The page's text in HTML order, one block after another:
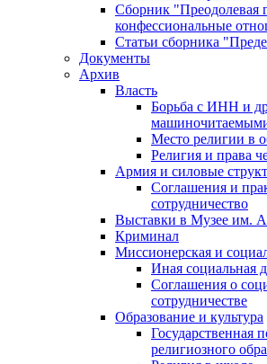
Сборник "Преодолевая
конфессиональные
Статьи сборника
Документы
Архив
Власть
Борьба с ИНН и
Место религии в
Религия и права
Армия и силовые
Соглашения и
сотрудничество
Выставки в Музее им.
Криминал
Миссионерская и
Иная социальная
Соглашения о
сотрудничестве
Образование и культура
Государственная
религиозного